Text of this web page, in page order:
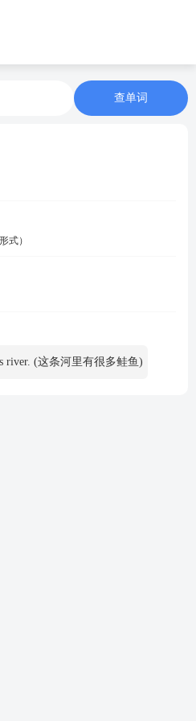
查单词
式）
river. (这条河里有很多鲑鱼)